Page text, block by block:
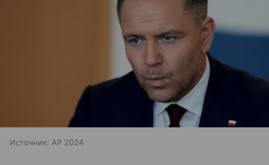
Источник: AP 2024